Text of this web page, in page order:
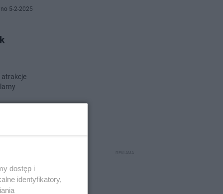
5-2-2025
atrakcje
dostęp i
identyfikatory,